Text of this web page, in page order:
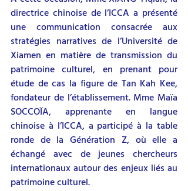
directrice chinoise de l’ICCA a présenté
une communication consacrée aux
stratégies narratives de l’Université de
Xiamen en matière de transmission du
patrimoine culturel, en prenant pour
étude de cas la figure de Tan Kah Kee,
fondateur de l’établissement. Mme Maïa
SOCCOÏA, apprenante en langue
chinoise à l’ICCA, a participé à la table
ronde de la Génération Z, où elle a
échangé avec de jeunes chercheurs
internationaux autour des enjeux liés au
patrimoine culturel.